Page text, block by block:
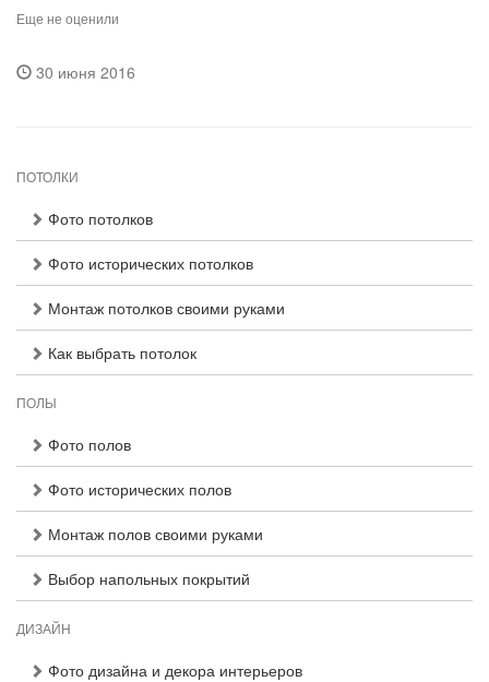
Еще не оценили
30 июня 2016
ПОТОЛКИ
Фото потолков
Фото исторических потолков
Монтаж потолков своими руками
Как выбрать потолок
ПОЛЫ
Фото полов
Фото исторических полов
Монтаж полов своими руками
Выбор напольных покрытий
ДИЗАЙН
Фото дизайна и декора интерьеров